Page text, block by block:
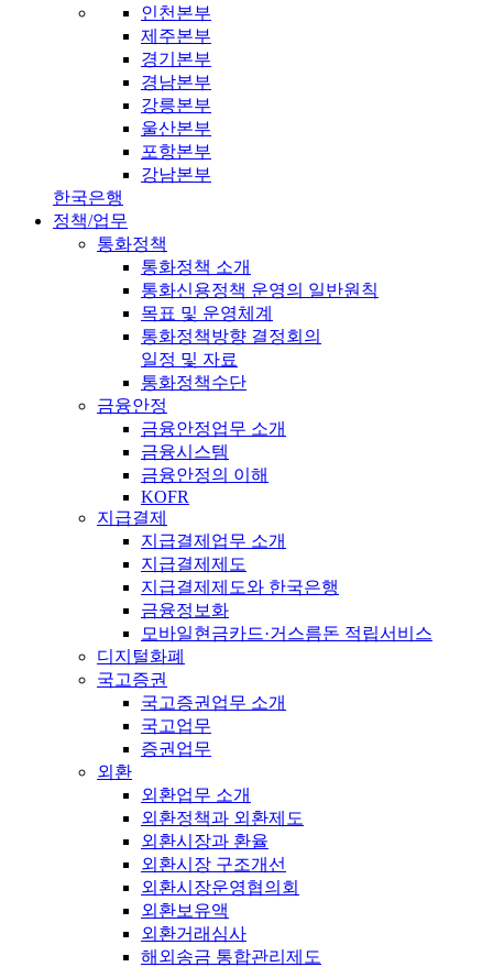
인천본부
제주본부
경기본부
경남본부
강릉본부
울산본부
포항본부
강남본부
한국은행
정책/업무
통화정책
통화정책 소개
통화신용정책 운영의 일반원칙
목표 및 운영체계
통화정책방향 결정회의
일정 및 자료
통화정책수단
금융안정
금융안정업무 소개
금융시스템
금융안정의 이해
KOFR
지급결제
지급결제업무 소개
지급결제제도
지급결제제도와 한국은행
금융정보화
모바일현금카드·거스름돈 적립서비스
디지털화폐
국고증권
국고증권업무 소개
국고업무
증권업무
외환
외환업무 소개
외환정책과 외환제도
외환시장과 환율
외환시장 구조개선
외환시장운영협의회
외환보유액
외환거래심사
해외송금 통합관리제도